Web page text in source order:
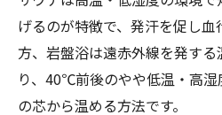
順番で変わるサウナと岩
サウナ岩盤浴の順番
岩盤浴サウナどっち
げるのが特徴で、発汗を促し
方、岩盤浴は遠赤外線を発す
り、40℃前後のやや低温・高
の芯から温める方法です。